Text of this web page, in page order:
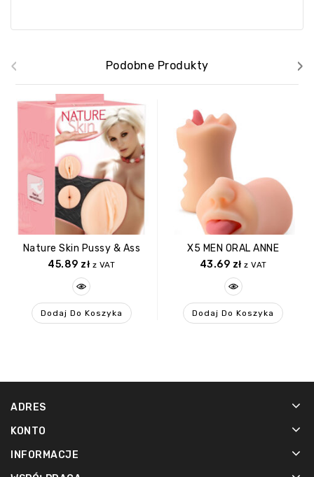
Podobne Produkty
Nature Skin Pussy & Ass
45.89 zł z VAT
Dodaj Do Koszyka
X5 MEN ORAL ANNE
43.69 zł z VAT
Dodaj Do Koszyka
‹ ›
ADRES
KONTO
INFORMACJE